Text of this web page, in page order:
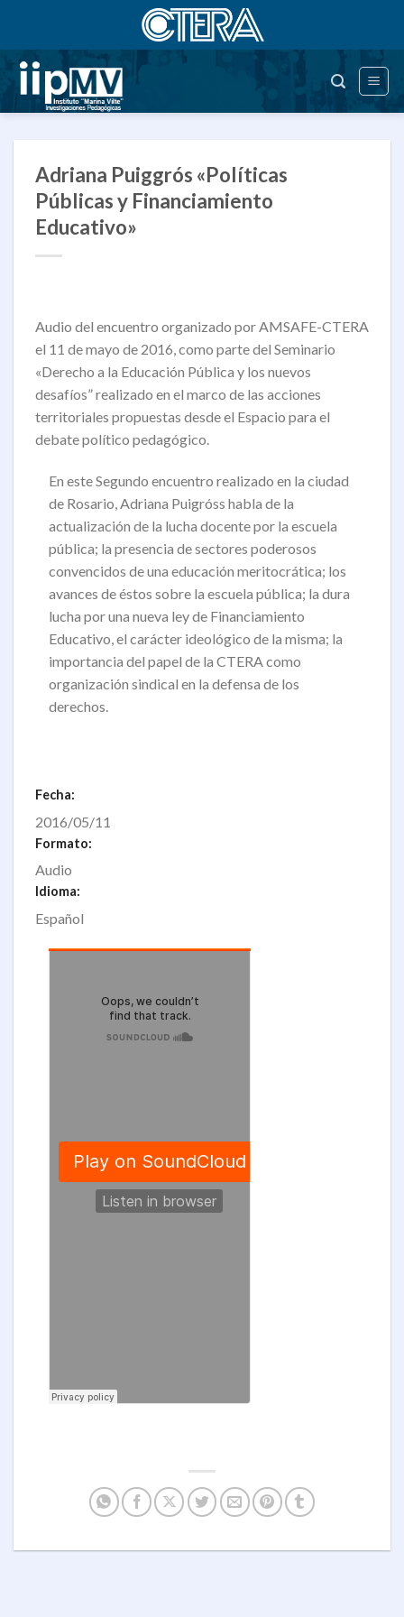
contenido
Adriana Puiggrós «Políticas
Públicas y Financiamiento
Educativo»
Audio del encuentro organizado por AMSAFE-CTERA
el 11 de mayo de 2016, como parte del Seminario
«Derecho a la Educación Pública y los nuevos
desafíos” realizado en el marco de las acciones
territoriales propuestas desde el Espacio para el
debate político pedagógico.
En este Segundo encuentro realizado en la ciudad
de Rosario, Adriana Puigróss habla de la
actualización de la lucha docente por la escuela
pública; la presencia de sectores poderosos
convencidos de una educación meritocrática; los
avances de éstos sobre la escuela pública; la dura
lucha por una nueva ley de Financiamiento
Educativo, el carácter ideológico de la misma; la
importancia del papel de la CTERA como
organización sindical en la defensa de los
derechos.
Fecha:
2016/05/11
Formato:
Audio
Idioma:
Español